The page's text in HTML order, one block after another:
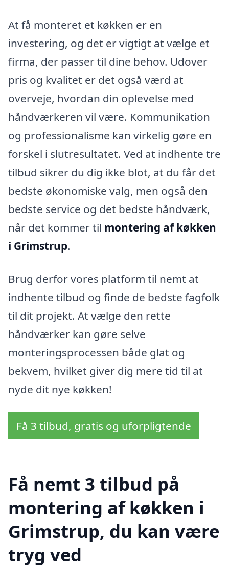
At få monteret et køkken er en
investering, og det er vigtigt at vælge et
firma, der passer til dine behov. Udover
pris og kvalitet er det også værd at
overveje, hvordan din oplevelse med
håndværkeren vil være. Kommunikation
og professionalisme kan virkelig gøre en
forskel i slutresultatet. Ved at indhente tre
tilbud sikrer du dig ikke blot, at du får det
bedste økonomiske valg, men også den
bedste service og det bedste håndværk,
når det kommer til montering af køkken
i Grimstrup.
Brug derfor vores platform til nemt at
indhente tilbud og finde de bedste fagfolk
til dit projekt. At vælge den rette
håndværker kan gøre selve
monteringsprocessen både glat og
bekvem, hvilket giver dig mere tid til at
nyde dit nye køkken!
Få 3 tilbud, gratis og uforpligtende
Få nemt 3 tilbud på
montering af køkken i
Grimstrup, du kan være
tryg ved